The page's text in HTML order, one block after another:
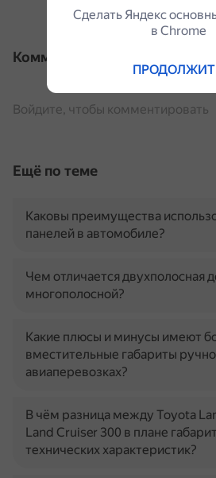
Комментарии
Войдите, чтобы комментировать
Ещё по теме
Каковы преимущества
панелей в автомобиле?
Чем отличается двухполосная
многополосной?
Какие плюсы и минусы имеют
вместительные габариты
авиаперевозках?
В чём разница между Toyota
Land Cruiser 300 в плане
технических характеристик?
Сделать Яндекс
в Сhrome